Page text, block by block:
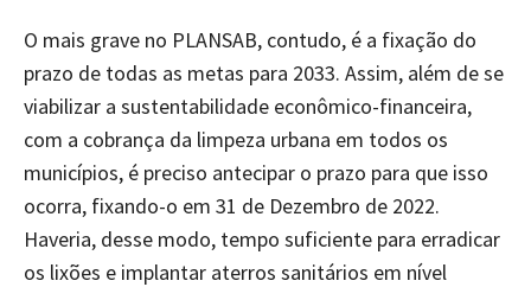
O mais grave no PLANSAB, contudo, é a fixação do
prazo de todas as metas para 2033. Assim, além de se
viabilizar a sustentabilidade econômico-financeira,
com a cobrança da limpeza urbana em todos os
municípios, é preciso antecipar o prazo para que isso
ocorra, fixando-o em 31 de Dezembro de 2022.
Haveria, desse modo, tempo suficiente para erradicar
os lixões e implantar aterros sanitários em nível